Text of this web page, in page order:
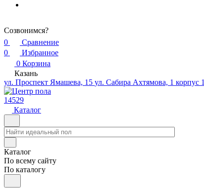
Созвонимся?
0
Сравнение
0
Избранное
0 Корзина
Казань
ул. Проспект Ямашева, 15 ул. Сабира Ахтямова, 1 корпус 1
14529
Каталог
Каталог
По всему сайту
По каталогу